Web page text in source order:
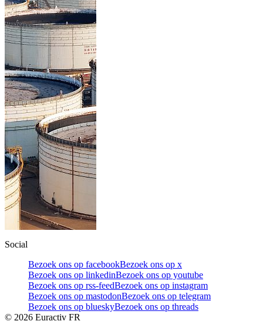
Social
Bezoek ons op facebookBezoek ons op x
Bezoek ons op linkedinBezoek ons op youtube
Bezoek ons op rss-feedBezoek ons op instagram
Bezoek ons op mastodonBezoek ons op telegram
Bezoek ons op blueskyBezoek ons op threads
© 2026 Euractiv FR